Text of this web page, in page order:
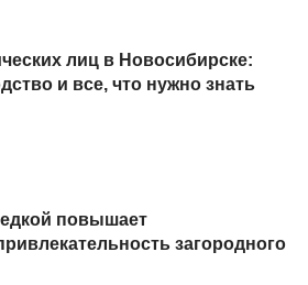
лиц в Новосибирске:
и все, что нужно знать
повышает
загородного